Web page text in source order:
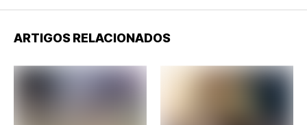
ARTIGOS RELACIONADOS